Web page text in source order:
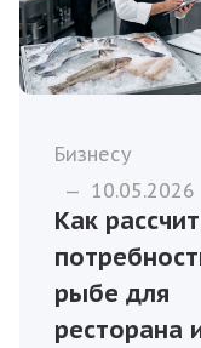
Бизнесу
— 10.05.2026
Как
рыбе для
ресторана